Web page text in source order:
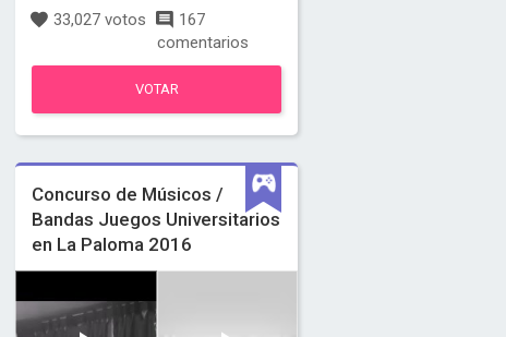
33,027 votos
167
comentarios
VOTAR
Concurso de Músicos /
Bandas Juegos Universitarios
en La Paloma 2016